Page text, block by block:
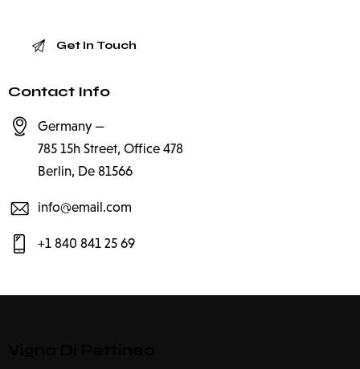
Contact Info
Germany —
785 15h Street, Office 478
Berlin, De 81566
info@email.com
+1 840 841 25 69